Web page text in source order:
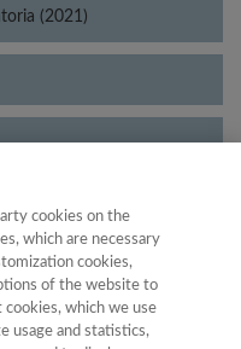
(2021)
cookies on the
which are necessary
cookies,
of the website to
cookies, which we use
usage and statistics,